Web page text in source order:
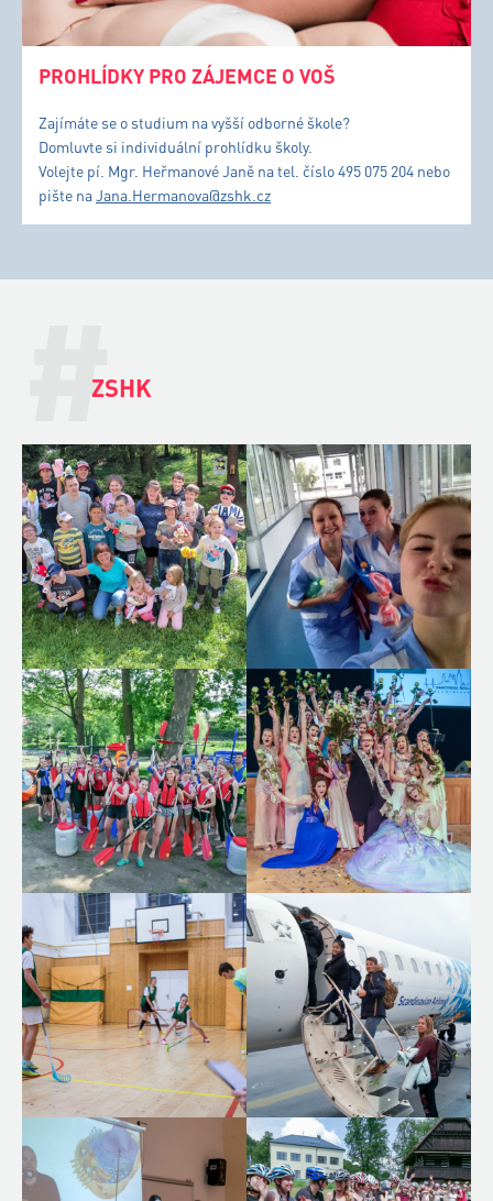
PROHLÍDKY PRO ZÁJEMCE O VOŠ
Zajímáte se o studium na vyšší odborné škole?
Domluvte si individuální prohlídku školy.
Volejte pí. Mgr. Heřmanové Janě na tel. číslo 495 075 204 nebo
pište naJana.Hermanova@zshk.cz
#
ZSHK